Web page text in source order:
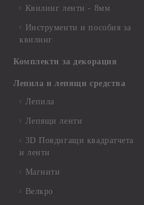
Квилинг ленти - 8мм
Инструменти и пособия за
квилинг
Комплекти за декорация
Лепила и лепящи средства
Лепила
Лепящи ленти
3D Повдигащи квадратчета
и ленти
Магнити
Велкро